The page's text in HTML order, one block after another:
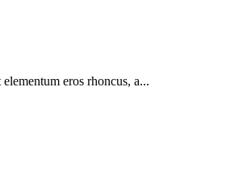
eros rhoncus, a...